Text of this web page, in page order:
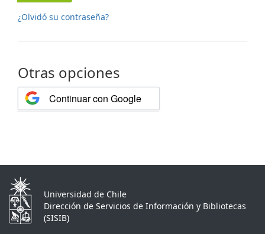
¿Olvidó su contraseña?
Otras opciones
Continuar con Google
Universidad de Chile
Dirección de Servicios de Información y Bibliotecas
(SISIB)